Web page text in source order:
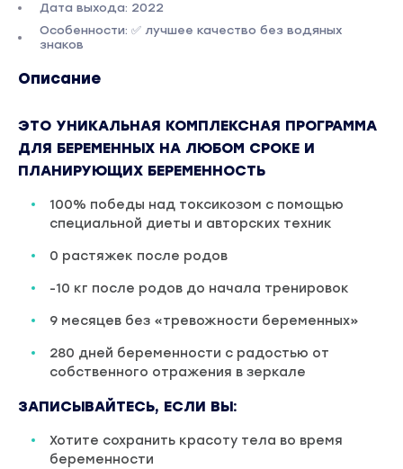
Дата выхода: 2022
Особенности: ✅ лучшее качество без водяных
знаков
Описание
ЭТО УНИКАЛЬНАЯ КОМПЛЕКСНАЯ ПРОГРАММА
ДЛЯ БЕРЕМЕННЫХ НА ЛЮБОМ СРОКЕ И
ПЛАНИРУЮЩИХ БЕРЕМЕННОСТЬ
100% победы над токсикозом с помощью
специальной диеты и авторских техник
0 растяжек после родов
-10 кг после родов до начала тренировок
9 месяцев без «тревожности беременных»
280 дней беременности с радостью от
собственного отражения в зеркале
ЗАПИСЫВАЙТЕСЬ, ЕСЛИ ВЫ:
Хотите сохранить красоту тела во время
беременности